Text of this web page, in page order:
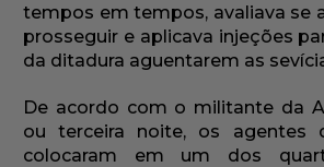
tempos em tempos, avaliava se
prosseguir e aplicava injeções
da ditadura aguentarem as
De acordo com o militante da
ou terceira noite, os agentes
colocaram em um dos